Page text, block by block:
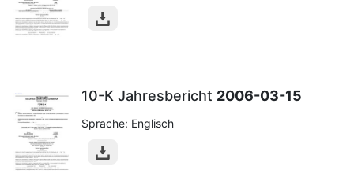
10-K Jahresbericht 2006-03-15
Sprache: Englisch